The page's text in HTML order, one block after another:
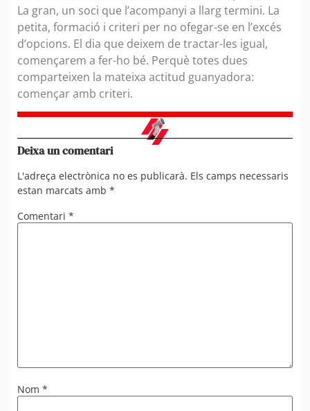
La gran, un soci que l’acompanyi a llarg termini. La
petita, formació i criteri per no ofegar-se en l’excés
d’opcions. El dia que deixem de tractar-les igual,
començarem a fer-ho bé. Perquè totes dues
comparteixen la mateixa actitud guanyadora:
començar amb criteri.
Deixa un comentari
L'adreça electrònica no es publicarà. Els camps necessaris
estan marcats amb *
Comentari *
Nom *